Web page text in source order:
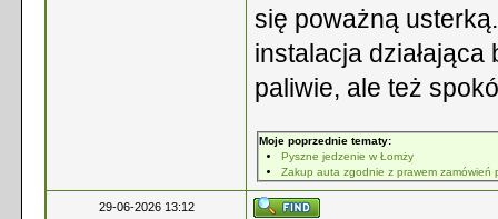
się poważną
instalacja
paliwie, ale też
Moje poprzednie tematy:
Pyszne jedzenie w Łomży
Zakup auta zgodnie z prawem zamówień
29-06-2026 13:12